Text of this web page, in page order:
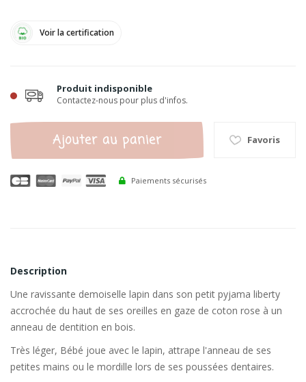
Voir la certification
Produit indisponible
Contactez-nous pour plus d'infos.
Ajouter au panier Favoris
Paiements sécurisés
Description
Une ravissante demoiselle lapin dans son petit pyjama liberty
accrochée du haut de ses oreilles en gaze de coton rose à un
anneau de dentition en bois.
Très léger, Bébé joue avec le lapin, attrape l'anneau de ses
petites mains ou le mordille lors de ses poussées dentaires.